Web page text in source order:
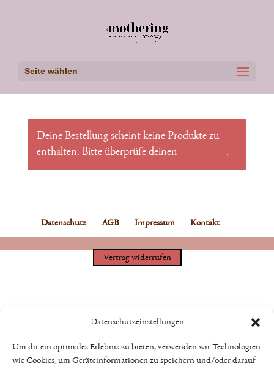
Datenschutzeinstellungen
Um dir ein optimales Erlebnis zu bieten, verwenden wir Technologien
wie Cookies, um Geräteinformationen zu speichern und/oder darauf
Seite wählen
Deine Bestellung scheint keine Produkte zu
enthalten. Bitte überprüfe deinen
.
Datenschutz AGB Impressum Kontakt
Vertrag widerrufen